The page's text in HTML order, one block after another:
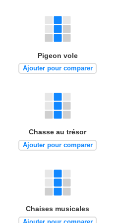
Pigeon vole
Ajouter pour comparer
Chasse au trésor
Ajouter pour comparer
Chaises musicales